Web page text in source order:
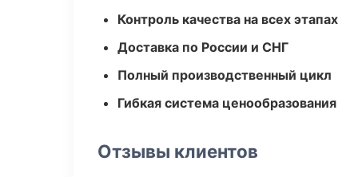
Контроль качества на всех этапах
Доставка по России и СНГ
Полный производственный цикл
Гибкая система ценообразования
Отзывы клиентов